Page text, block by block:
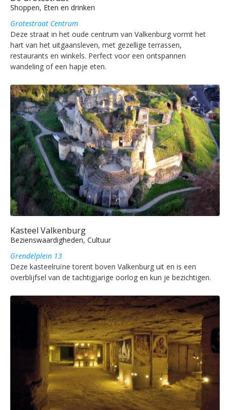
Shoppen, Eten en drinken
Grotestraat Centrum
Deze straat in het oude centrum van Valkenburg vormt het
hart van het uitgaansleven, met gezellige terrassen,
restaurants en winkels. Perfect voor een ontspannen
wandeling of een hapje eten.
Kasteel Valkenburg
Bezienswaardigheden, Cultuur
Grendelplein 13
Deze kasteelruïne torent boven Valkenburg uit en is een
overblijfsel van de tachtigjarige oorlog en kun je bezichtigen.